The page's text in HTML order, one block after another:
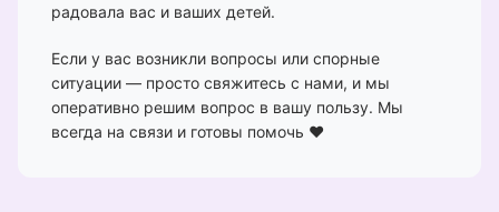
радовала вас и ваших детей.
Если у вас возникли вопросы или спорные
ситуации — просто свяжитесь с нами, и мы
оперативно решим вопрос в вашу пользу. Мы
всегда на связи и готовы помочь ❤️